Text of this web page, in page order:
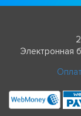
Электронная